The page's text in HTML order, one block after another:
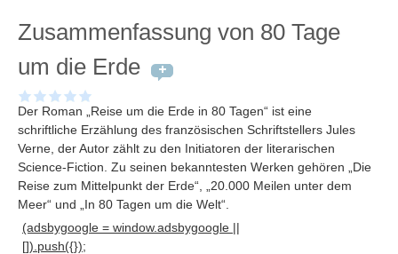
Weimarer Republik
Die Räuber
Woyzeck
Zusammenfassung von 80 Tage
um die Erde
Der Roman „Reise um die Erde in 80 Tagen“ ist eine
schriftliche Erzählung des französischen Schriftstellers Jules
Verne, der Autor zählt zu den Initiatoren der literarischen
Science-Fiction. Zu seinen bekanntesten Werken gehören „Die
Reise zum Mittelpunkt der Erde“, „20.000 Meilen unter dem
Meer“ und „In 80 Tagen um die Welt“
(adsbygoogle = window.adsbygoogle ||
[]).push({});